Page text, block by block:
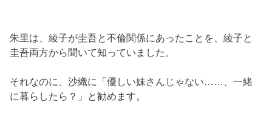
朱里は、綾子が圭吾と不倫関係にあったことを、綾子と
圭吾両方から聞いて知っていました。
それなのに、沙織に「優しい妹さんじゃない……、一緒
に暮らしたら？」と勧めます。